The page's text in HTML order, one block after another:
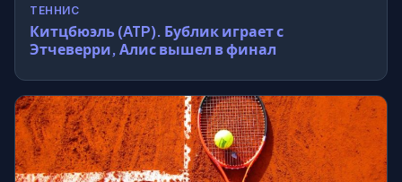
ТЕННИС
Китцбюэль (ATP). Бублик играет с
Этчеверри, Алис вышел в финал